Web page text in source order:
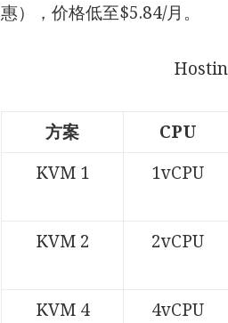
惠），价格低至$5.84/月。
方案 CPU
KVM 1
1vCPU
KVM 2 2vCPU
KVM 4 4vCPU